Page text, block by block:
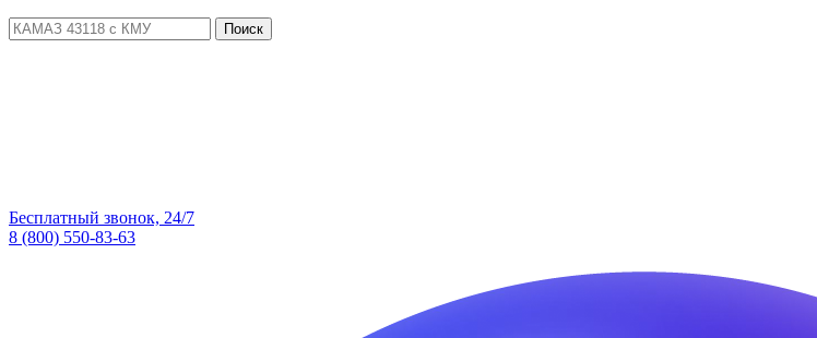
Поиск
Бесплатный звонок, 24/7
8 (800) 550-83-63